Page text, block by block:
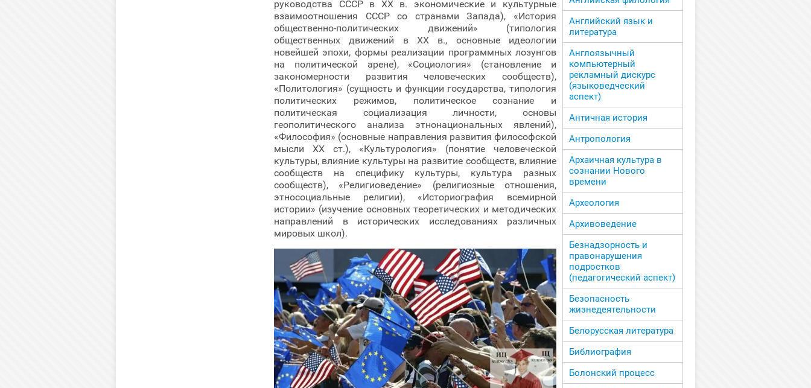
руководства СССР в ХХ в. экономические и культурные
взаимоотношения СССР со странами Запада), «История
общественно-политических движений» (типология
общественных движений в ХХ в., основные идеологии
новейшей эпохи, формы реализации программных лозунгов
на политической арене), «Социология» (становление и
закономерности развития человеческих сообществ),
«Политология» (сущность и функции государства, типология
политических режимов, политическое сознание и
политическая социализация личности, основы
геополитического анализа этнонациональных явлений),
«Философия» (основные направления развития философской
мысли ХХ ст.), «Культурология» (понятие человеческой
культуры, влияние культуры на развитие сообществ, влияние
сообществ на специфику культуры, культура разных
сообществ), «Религиоведение» (религиозные отношения,
этносоциальные религии), «Историография всемирной
истории» (изучение основных теоретических и методических
направлений в исторических исследованиях различных
мировых школ).
Английский язык и
литература
Англоязычный
компьютерный
рекламный дискурс
(языковедческий
аспект)
Античная история
Антропология
Архаичная культура в
сознании Нового
времени
Археология
Архивоведение
Безнадзорность и
правонарушения
подростков
(педагогический аспект)
Безопасность
жизнедеятельности
Белорусская литература
Библиография
Болонский процесс